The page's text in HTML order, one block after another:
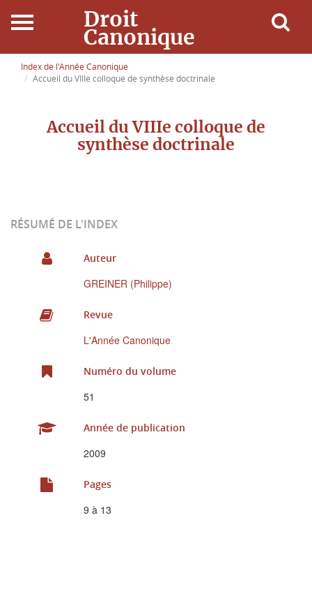
Droit
Canonique
Accueil
Ressources
Index de l'Année Canonique
Accueil du VIIIe colloque de synthèse doctrinale
Accueil du VIIIe colloque de
synthèse doctrinale
RÉSUMÉ DE L'INDEX
Auteur
GREINER (Philippe)
Revue
L'Année Canonique
Numéro du volume
51
Année de publication
2009
Pages
9 à 13